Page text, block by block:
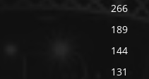
266
189
144
131